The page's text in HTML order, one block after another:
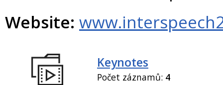
Website:
Keynotes
Počet záznamů: 4